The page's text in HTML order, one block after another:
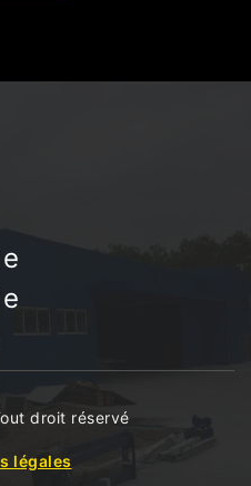
droit réservé
légales